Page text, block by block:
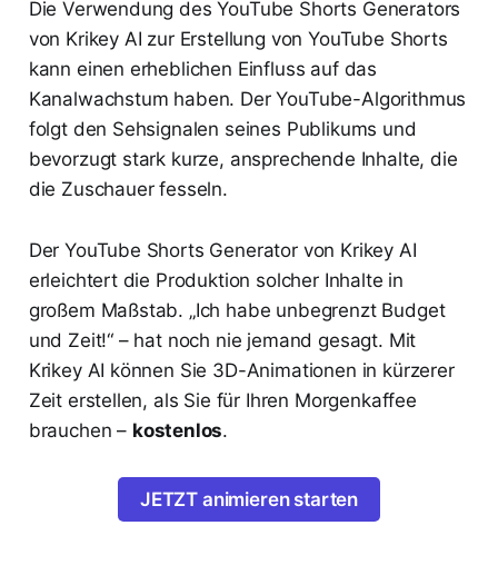
Die Verwendung des YouTube Shorts Generators
von Krikey AI zur Erstellung von YouTube Shorts
kann einen erheblichen Einfluss auf das
Kanalwachstum haben. Der YouTube-Algorithmus
folgt den Sehsignalen seines Publikums und
bevorzugt stark kurze, ansprechende Inhalte, die
die Zuschauer fesseln.
Der YouTube Shorts Generator von Krikey AI
erleichtert die Produktion solcher Inhalte in
großem Maßstab. „Ich habe unbegrenzt Budget
und Zeit!“ – hat noch nie jemand gesagt. Mit
Krikey AI können Sie 3D-Animationen in kürzerer
Zeit erstellen, als Sie für Ihren Morgenkaffee
brauchen – kostenlos.
JETZT animieren starten